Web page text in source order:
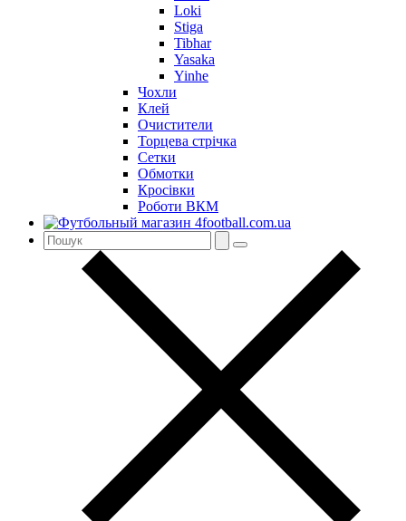
Loki
Stiga
Tibhar
Yasaka
Yinhe
Чохли
Клей
Очистители
Торцева стрічка
Сетки
Обмотки
Кросівки
Роботи ВКМ